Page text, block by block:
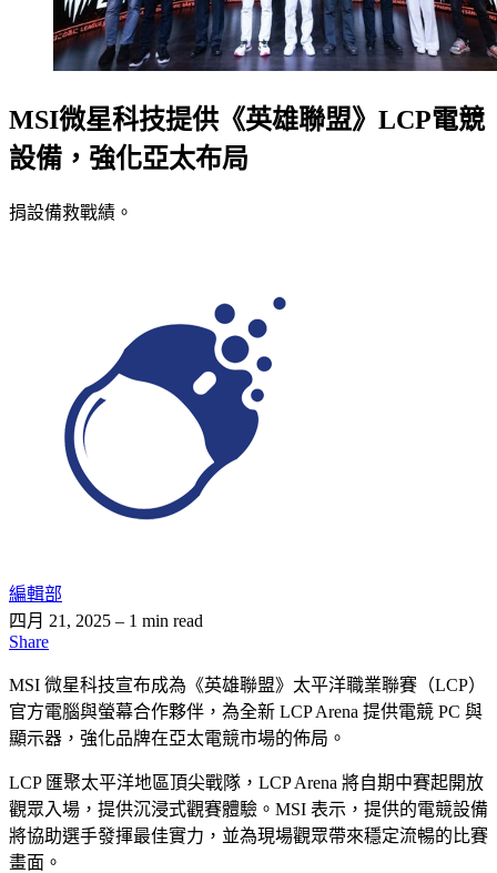
MSI微星科技提供《英雄聯盟》LCP電競
設備，強化亞太布局
捐設備救戰績。
編輯部
四月 21, 2025 – 1 min read
Share
MSI 微星科技宣布成為《英雄聯盟》太平洋職業聯賽（LCP）
官方電腦與螢幕合作夥伴，為全新 LCP Arena 提供電競 PC 與
顯示器，強化品牌在亞太電競市場的佈局。
LCP 匯聚太平洋地區頂尖戰隊，LCP Arena 將自期中賽起開放
觀眾入場，提供沉浸式觀賽體驗。MSI 表示，提供的電競設備
將協助選手發揮最佳實力，並為現場觀眾帶來穩定流暢的比賽
畫面。